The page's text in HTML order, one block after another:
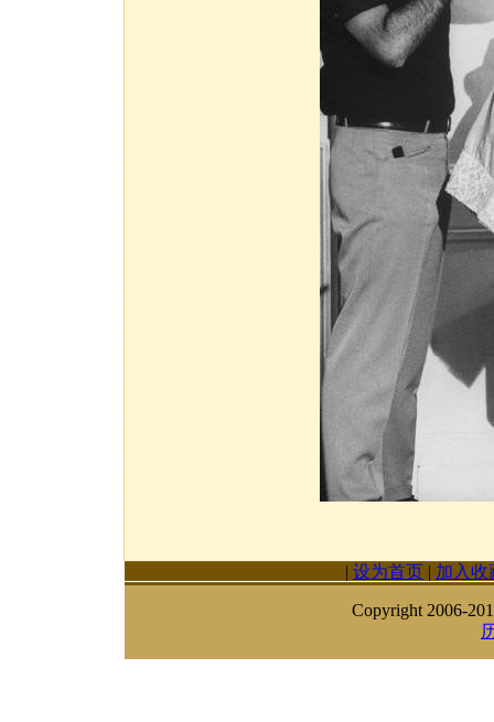
| 设为首页 | 加入收
Copyright 2006-